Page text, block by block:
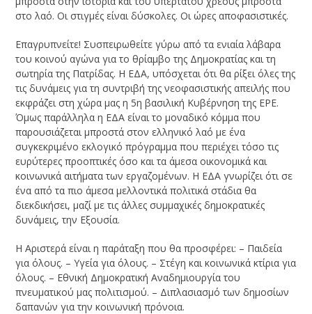
στο λαό. Οι στιγμές είναι δύσκολες. Οι ώρες αποφασιστικές.
Επαγρυπνείτε! Συσπειρωθείτε γύρω από τα ενιαία λάβαρα
του κοινού αγώνα για το θρίαμβο της Δημοκρατίας και τη
σωτηρία της Πατρίδας. Η ΕΔΑ, υπόσχεται ότι θα ρίξει όλες της
τις δυνάμεις για τη συντριβή της νεοφασιστικής απειλής που
εκφράζει στη χώρα μας η 5η βασιλική Κυβέρνηση της ΕΡΕ.
Όμως παράλληλα η ΕΔΑ είναι το μοναδικό κόμμα που
παρουσιάζεται μπροστά στον ελληνικό λαό με ένα
συγκεκριμέ­νο εκλογικό πρόγραμμα που περιέχει τόσο τις
ευρύτερες προοπτικές όσο και τα άμε­σα οικονομικά και
κοινωνικά αιτήματα των εργαζομένων. Η ΕΔΑ γνωρίζει ότι σε
ένα από τα πιο άμεσα μελλοντικά πολιτικά στάδια θα
διεκδικήσει, μαζί με τις άλλες συμμαχικές δημοκρατικές
δυνάμεις, την Εξουσία.
Η Αριστερά είναι η παράταξη που θα προσφέρει: – Παιδεία
για όλους. – Υγεία για όλους. – Στέγη και κοινωνικά κτίρια για
όλους. – Εθνική Δημοκρατική Αναδημι­ουργία του
πνευματικού μας πολιτισμού. – Διπλασιασμό των δημοσίων
δαπανών για την κοινωνική πρόνοια.